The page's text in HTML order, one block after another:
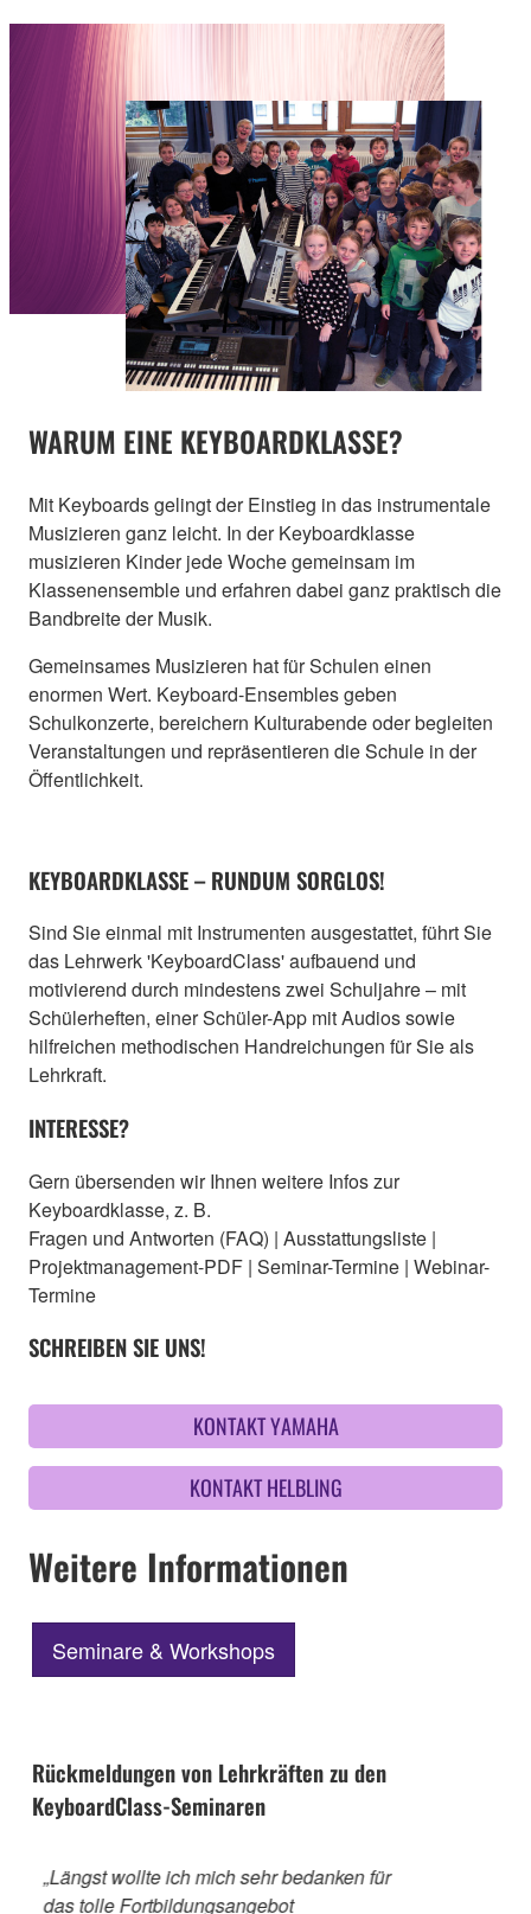
WARUM EINE KEYBOARDKLASSE?
Mit Keyboards gelingt der Einstieg in das instrumentale
Musizieren ganz leicht. In der Keyboardklasse
musizieren Kinder jede Woche gemeinsam im
Klassenensemble und erfahren dabei ganz praktisch die
Bandbreite der Musik.
Gemeinsames Musizieren hat für Schulen einen
enormen Wert. Keyboard-Ensembles geben
Schulkonzerte, bereichern Kulturabende oder begleiten
Veranstaltungen und repräsentieren die Schule in der
Öffentlichkeit.
KEYBOARDKLASSE – RUNDUM SORGLOS!
Sind Sie einmal mit Instrumenten ausgestattet, führt Sie
das Lehrwerk 'KeyboardClass' aufbauend und
motivierend durch mindestens zwei Schuljahre – mit
Schülerheften, einer Schüler-App mit Audios sowie
hilfreichen methodischen Handreichungen für Sie als
Lehrkraft.
INTERESSE?
Gern übersenden wir Ihnen weitere Infos zur
Keyboardklasse, z. B.
Fragen und Antworten (FAQ) | Ausstattungsliste |
Projektmanagement-PDF | Seminar-Termine | Webinar-
Termine
SCHREIBEN SIE UNS!
KONTAKT YAMAHA
KONTAKT HELBLING
Weitere Informationen
Seminare & Workshops
Rückmeldungen von Lehrkräften zu den
KeyboardClass-Seminaren
„Ich wollte mich nochmal sehr herzlich
bedanken. Ich habe auf dem Seminar eine
Previous